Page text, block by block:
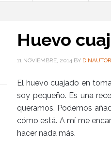
Huevo
11 NOVIEMBRE, 2014 BY DINAUTOR
El huevo cuajado en
soy pequeño. Es una
queramos. Podemos
cómo está. A mí me
hacer nada más.